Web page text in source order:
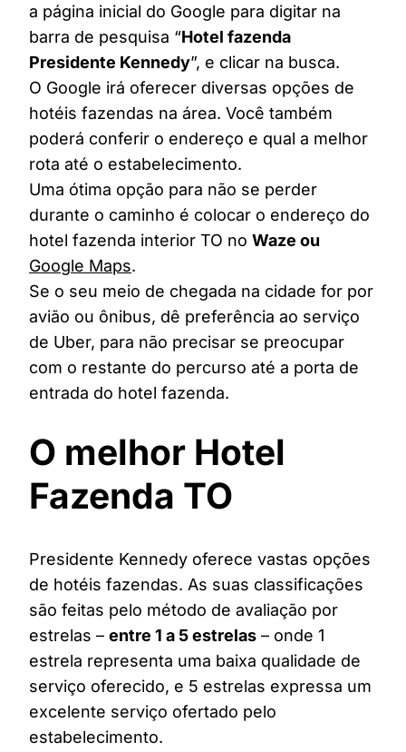
a página inicial do Google para digitar na
barra de pesquisa “Hotel fazenda
Presidente Kennedy”, e clicar na busca.
O Google irá oferecer diversas opções de
hotéis fazendas na área. Você também
poderá conferir o endereço e qual a melhor
rota até o estabelecimento.
Uma ótima opção para não se perder
durante o caminho é colocar o endereço do
hotel fazenda interior TO no Waze ou
Google Maps.
Se o seu meio de chegada na cidade for por
avião ou ônibus, dê preferência ao serviço
de Uber, para não precisar se preocupar
com o restante do percurso até a porta de
entrada do hotel fazenda.
O melhor Hotel
Fazenda TO
Presidente Kennedy oferece vastas opções
de hotéis fazendas. As suas classificações
são feitas pelo método de avaliação por
estrelas – entre 1 a 5 estrelas – onde 1
estrela representa uma baixa qualidade de
serviço oferecido, e 5 estrelas expressa um
excelente serviço ofertado pelo
estabelecimento.